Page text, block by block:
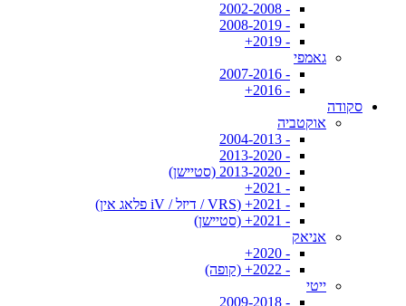
- 2002-2008
- 2008-2019
- 2019+
גאמפי
- 2007-2016
- 2016+
סקודה
אוקטביה
- 2004-2013
- 2013-2020
- 2013-2020 (סטיישן)
- 2021+
- 2021+ (VRS / דיזל / iV פלאג אין)
- 2021+ (סטיישן)
אניאק
- 2020+
- 2022+ (קופה)
ייטי
- 2009-2018